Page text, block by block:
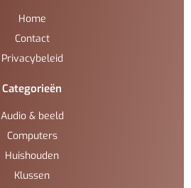
Home
Contact
Privacybeleid
Categorieën
Audio & beeld
Computers
Huishouden
Klussen